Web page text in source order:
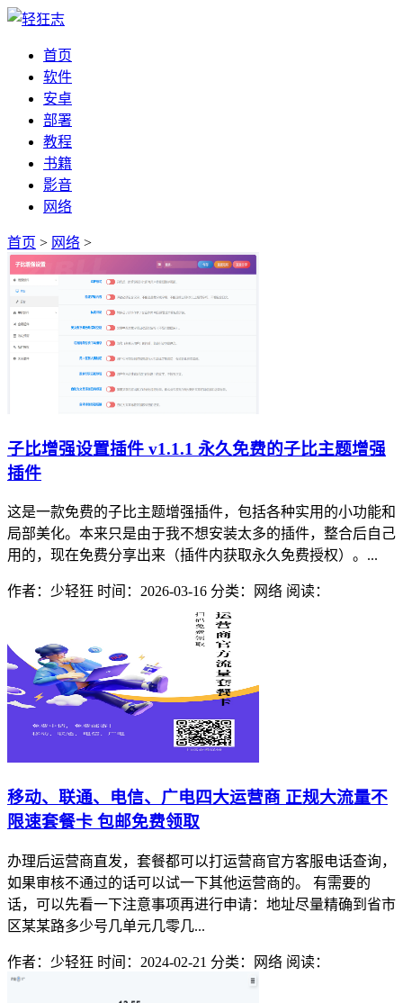
首页
软件
安卓
部署
教程
书籍
影音
网络
首页 > 网络 >
子比增强设置插件 v1.1.1 永久免费的子比主题增强
插件
这是一款免费的子比主题增强插件，包括各种实用的小功能和
局部美化。本来只是由于我不想安装太多的插件，整合后自己
用的，现在免费分享出来（插件内获取永久免费授权）。...
作者：少轻狂 时间：2026-03-16 分类：网络 阅读：
移动、联通、电信、广电四大运营商 正规大流量不
限速套餐卡 包邮免费领取
办理后运营商直发，套餐都可以打运营商官方客服电话查询，
如果审核不通过的话可以试一下其他运营商的。 有需要的
话，可以先看一下注意事项再进行申请：地址尽量精确到省市
区某某路多少号几单元几零几...
作者：少轻狂 时间：2024-02-21 分类：网络 阅读：